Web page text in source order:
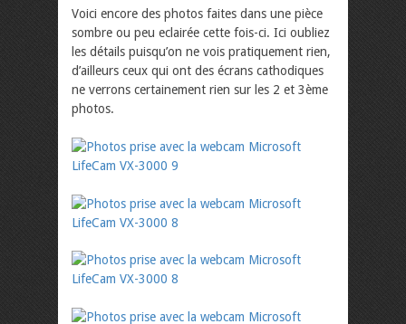
Voici encore des photos faites dans une pièce
sombre ou peu eclairée cette fois-ci. Ici oubliez
les détails puisqu’on ne vois pratiquement rien,
d’ailleurs ceux qui ont des écrans cathodiques
ne verrons certainement rien sur les 2 et 3ème
photos.